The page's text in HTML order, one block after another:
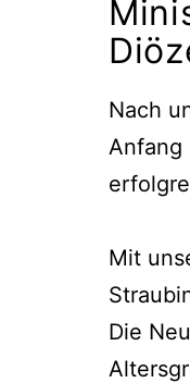
Nach
Anfang
Mit
Die